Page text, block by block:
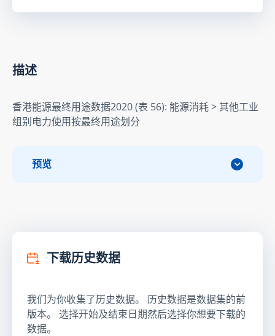
描述
香港能源最终用途数据2020 (表 56): 能源消耗 > 其他工业
组别电力使用按最终用途划分
预览
下载历史数据
我们为你收集了历史数据。 历史数据是数据集的前
版本。 选择开始及结束日期然后选择你想要下载的
数据。